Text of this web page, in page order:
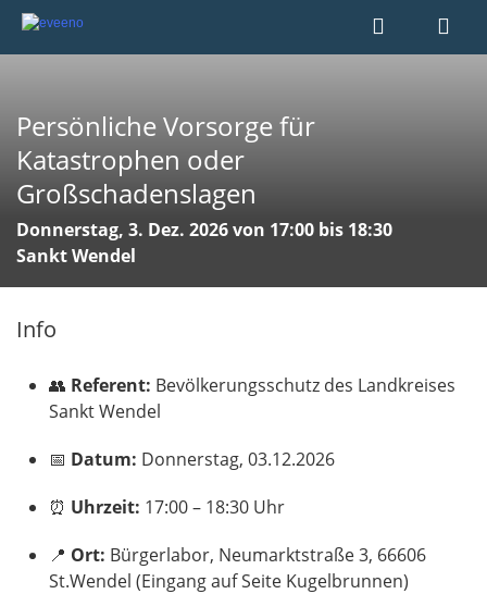
Persönliche Vorsorge für
Katastrophen oder
Großschadenslagen
Donnerstag, 3. Dez. 2026 von 17:00 bis 18:30
Sankt Wendel
Info
👥 Referent: Bevölkerungsschutz des Landkreises
Sankt Wendel
📅 Datum: Donnerstag, 03.12.2026
⏰ Uhrzeit: 17:00 – 18:30 Uhr
📍 Ort: Bürgerlabor, Neumarktstraße 3, 66606
St.Wendel (Eingang auf Seite Kugelbrunnen)